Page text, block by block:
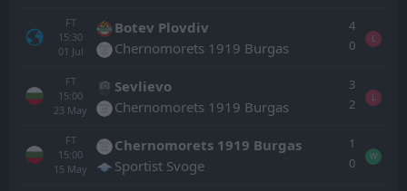
FT
15:30
01 Jul
Botev Plovdiv
Chernomorets 1919 Burgas
4
0
L
FT
15:00
23 May
Sevlievo
Chernomorets 1919 Burgas
3
2
L
FT
15:00
15 May
Chernomorets 1919 Burgas
Sportist Svoge
1
0
W